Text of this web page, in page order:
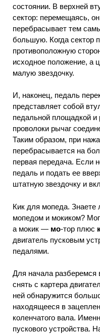
состоянии. В верхней
сектор: перемещаясь,
перебрасывает тем
большую. Когда сектор
противоположную
исходное положение, а
малую звездочку.
И, наконец, педаль
представляет собой
педальной площадкой и
проволоки рычаг
Таким образом, при
перебрасывается на
первая передача. Если
педаль и подать ее
штатную звездочку и
Кик для мопеда.
мопедом и мокиком?
а мокик — мо-тор плюс
двигатель пусковым
педалями.
Для начала разберемся
снять с картера
ней обнаружится
находящееся в
коленчатого вала.
пускового устройства.